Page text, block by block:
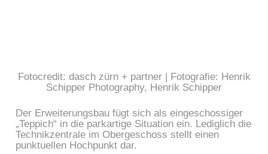
Fotocredit: dasch zürn + partner | Fotografie: Henrik
Schipper Photography, Henrik Schipper
Der Erweiterungsbau fügt sich als eingeschossiger
„Teppich“ in die parkartige Situation ein. Lediglich die
Technikzentrale im Obergeschoss stellt einen
punktuellen Hochpunkt dar.